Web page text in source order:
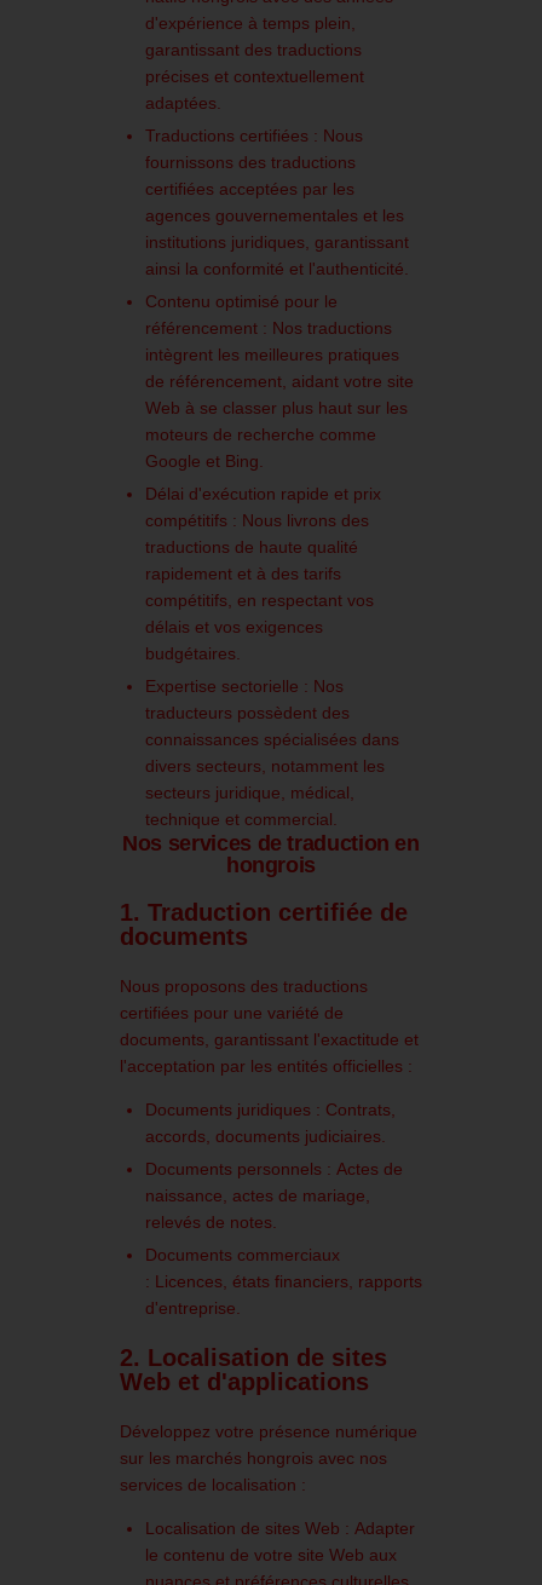
d'expérience à temps plein,
garantissant des traductions
précises et contextuellement
adaptées.
Traductions certifiées : Nous
fournissons des traductions
certifiées acceptées par les
agences gouvernementales et les
institutions juridiques, garantissant
ainsi la conformité et l'authenticité.
Contenu optimisé pour le
référencement : Nos traductions
intègrent les meilleures pratiques
de référencement, aidant votre site
Web à se classer plus haut sur les
moteurs de recherche comme
Google et Bing.
Délai d'exécution rapide et prix
compétitifs : Nous livrons des
traductions de haute qualité
rapidement et à des tarifs
compétitifs, en respectant vos
délais et vos exigences
budgétaires.
Expertise sectorielle : Nos
traducteurs possèdent des
connaissances spécialisées dans
divers secteurs, notamment les
secteurs juridique, médical,
technique et commercial.
Nos services de traduction en
hongrois
1. Traduction certifiée de
documents
Nous proposons des traductions
certifiées pour une variété de
documents, garantissant l'exactitude et
l'acceptation par les entités officielles :
Documents juridiques : Contrats,
accords, documents judiciaires.
Documents personnels : Actes de
naissance, actes de mariage,
relevés de notes.
Documents commerciaux
: Licences, états financiers, rapports
d'entreprise.
2. Localisation de sites
Web et d'applications
Développez votre présence numérique
sur les marchés hongrois avec nos
services de localisation :
Localisation de sites Web : Adapter
le contenu de votre site Web aux